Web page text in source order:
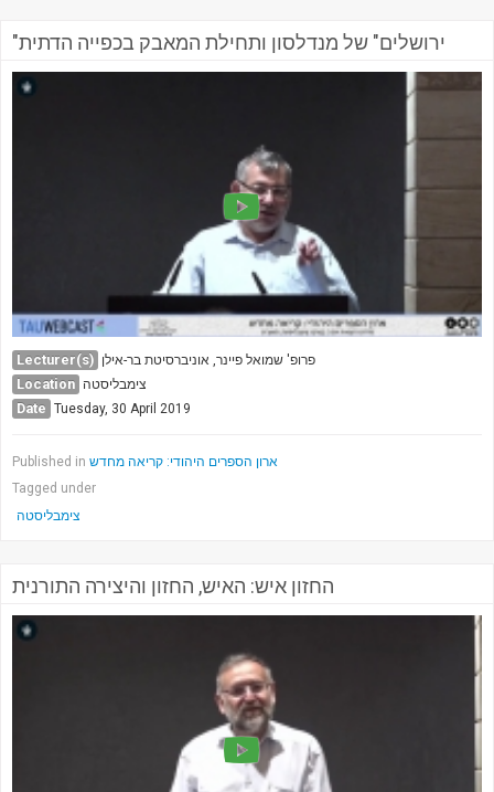
"ירושלים" של מנדלסון ותחילת המאבק בכפייה הדתית
Lecturer(s) פרופ' שמואל פיינר, אוניברסיטת בר-אילן
Location צימבליסטה
Date Tuesday, 30 April 2019
Published in ארון הספרים היהודי: קריאה מחדש
Tagged under
צימבליסטה
החזון איש: האיש, החזון והיצירה התורנית